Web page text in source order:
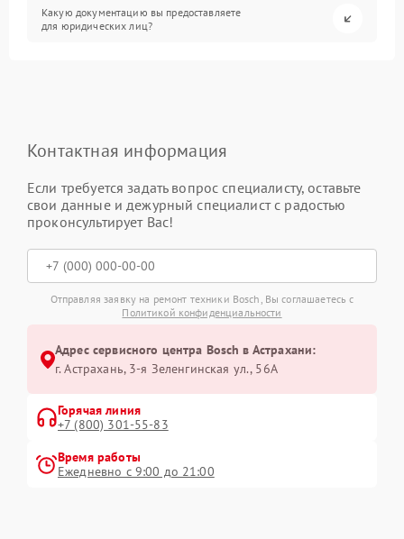
Какую документацию вы предоставляете
для юридических лиц?
Контактная информация
Если требуется задать вопрос специалисту, оставьте
свои данные и дежурный специалист с радостью
проконсультирует Вас!
Отправляя заявку на ремонт техники Bosch, Вы соглашаетесь с
Политикой конфиденциальности
Адрес сервисного центра Bosch в Астрахани:
г. Астрахань, 3-я Зеленгинская ул., 56А
Горячая линия
+7 (800) 301-55-83
Время работы
Ежедневно с 9:00 до 21:00